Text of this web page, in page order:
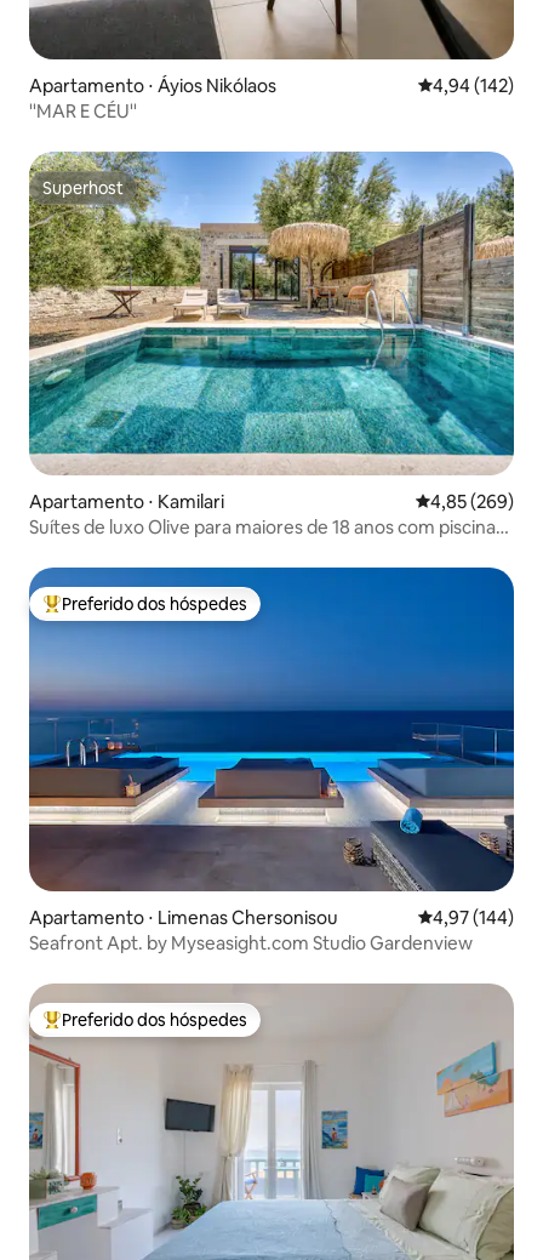
Apartamento ⋅ Áyios Nikólaos 4,94 de uma
4,94 (142)
''MAR E CÉU''
Superhost
Superhost
Apartamento ⋅ Kamilari 4,85 de uma
4,85 (269)
Suítes de luxo Olive para maiores de 18 anos com piscina
Entre os melhores preferidos dos hóspedes
Preferido dos hóspedes
Apartamento ⋅ Limenas Chersonisou 4,97 de uma
4,97 (144)
Seafront Apt. by Myseasight.com Studio Gardenview
Entre os melhores preferidos dos hóspedes
Preferido dos hóspedes